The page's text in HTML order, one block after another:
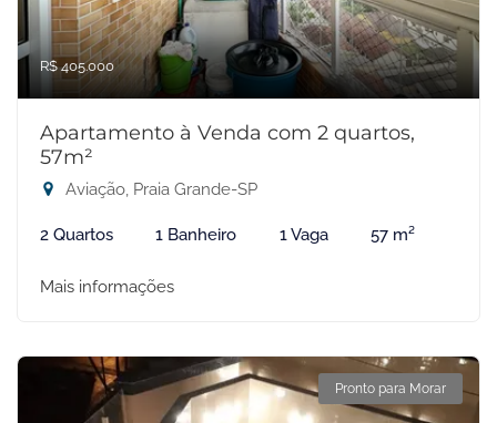
R$ 405.000
Apartamento à Venda com 2 quartos,
57m²
Aviação, Praia Grande-SP
2 Quartos 1 Banheiro 1 Vaga 57 m²
Mais informações
Pronto para Morar